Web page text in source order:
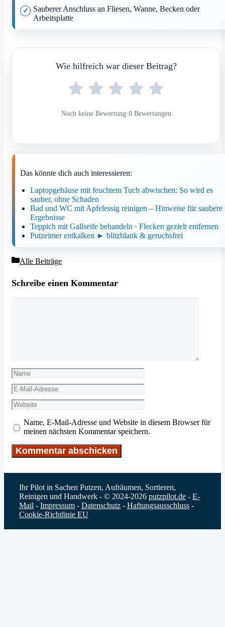
Sauberer Anschluss an Fliesen, Wanne, Becken oder
Arbeitsplatte
Wie hilfreich war dieser Beitrag?
Noch keine Bewertung·0 Bewertungen
Das könnte dich auch interessieren:
Laptopgehäuse mit feuchtem Tuch abwischen: So wird es
sauber, ohne Schaden
Bad und WC mit Apfelessig reinigen – Hinweise für saubere
Ergebnisse
Teppich mit Gallseife behandeln · Flecken gezielt entfernen
Putzeimer entkalken ► blitzblank & geruchsfrei
Kategorien
Alle Beiträge
Schreibe einen Kommentar
Name
E-
Mail-
Adresse
Website
Name, E-Mail-Adresse und Website in diesem Browser für
meinen nächsten Kommentar speichern.
Ihr Pilot in Sachen Putzen, Aufräumen, Sortieren,
Reinigen und Handwerk - © 2024-2026 putzpilot.de - E-
Mail - Impressum - Datenschutz - Haftungsausschluss -
Cookie-Richtlinie EU